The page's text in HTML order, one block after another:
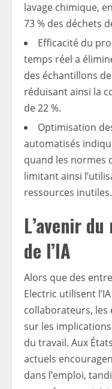
lavage chimique,
73 % des déchets
Efficacité du
temps réel a
des échantillons
réduisant ainsi la
de 22 %.
Optimisation
automatisés
quand les normes
limitant ainsi
ressources inutiles.
L’avenir
de l’IA
Alors que des
Electric utilisent
collaborateurs, les
sur les
du travail. Aux
actuels
dans l’emploi,